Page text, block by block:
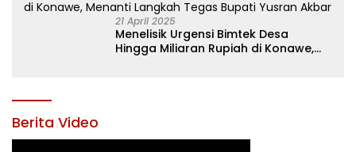
21 April 2025
Menelisik Urgensi Bimtek Desa
Hingga Miliaran Rupiah di Konawe,
Berita Video